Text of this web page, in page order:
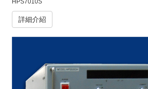
HPS7010S
詳細介紹